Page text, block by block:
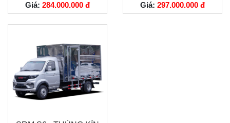
Giá: 284.000.000 đ
Giá: 297.000.000 đ